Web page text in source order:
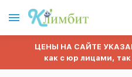
ЦЕНЫ НА САЙТЕ
как с юр лицами,